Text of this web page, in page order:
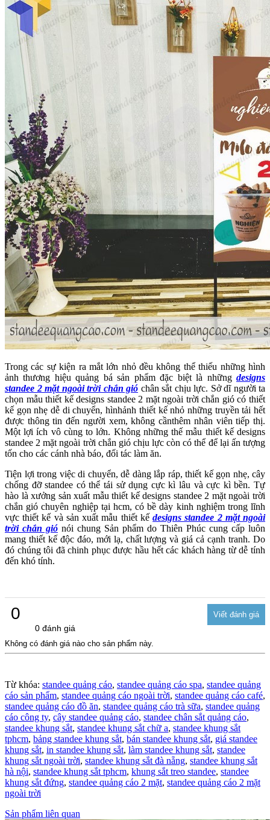
Trong các sự kiện ra mắt lớn nhỏ đều không thể thiếu những hình
ảnh thương hiệu quảng bá sản phẩm đặc biệt là những designs
standee 2 mặt ngoài trời chắn gió chân sắt chịu lực. Sở dĩ người ta
chọn mẫu thiết kế designs standee 2 mặt ngoài trời chắn gió có thiết
kế gọn nhẹ dễ di chuyển, hìnhảnh thiết kế nhỏ những truyền tải hết
được thông tin đến người xem, không cầnthêm nhân viên tiếp thị.
Một lợi ích vô cùng to lớn. Không những thế mẫu thiết kế designs
standee 2 mặt ngoài trời chắn gió chịu lực còn có thể để lại ấn tượng
tốn cho các cánh nhà báo, đối tác làm ăn.
Tiện lợi trong việc di chuyển, dễ dàng lắp ráp, thiết kế gọn nhẹ, cây
chống đỡ standee có thể tái sử dụng cực kì lâu và cực kì bền. Tự
hào là xưởng sản xuất mẫu thiết kế designs standee 2 mặt ngoài trời
chắn gió chuyên nghiệp tại hcm, có bề dày kinh nghiệm trong lĩnh
vực thiết kế và sản xuất mẫu thiết kếdesigns standee 2 mặt ngoài
trời chắn gió nói chung Sản phẩm do Thiên Phúc cung cấp luôn
mang thiết kế độc đáo, mới lạ, chất lượng và giá cả cạnh tranh. Do
đó chúng tôi đã chinh phục được hầu hết các khách hàng từ dễ tính
đến khó tính.
0
0 đánh giá
Không có đánh giá nào cho sản phẩm này.
Từ khóa: standee quảng cáo, standee quảng cáo spa, standee quảng
cáo sản phẩm, standee quảng cáo ngoài trời, standee quảng cáo café,
standee quảng cáo đồ ăn, standee quảng cáo trà sữa, standee quảng
cáo công ty, cây standee quảng cáo, standee chân sắt quảng cáo,
standee khung sắt, standee khung sắt chữ a, standee khung sắt
tphcm, bảng standee khung sắt, bán standee khung sắt, giá standee
khung sắt, in standee khung sắt, làm standee khung sắt, standee
khung sắt ngoài trời, standee khung sắt đà nẵng, standee khung sắt
hà nội, standee khung sắt tphcm, khung sắt treo standee, standee
khung sắt đứng, standee quảng cáo 2 mặt, standee quảng cáo 2 mặt
ngoài trời
Sản phẩm liên quan